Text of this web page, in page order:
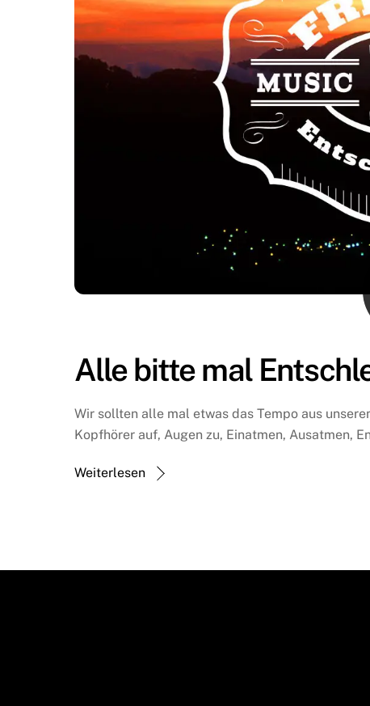
Alle bitte mal
Wir sollten alle mal etwas das Tempo aus
Kopfhörer auf, Augen zu, Einatmen, Ausatmen,
Weiterlesen